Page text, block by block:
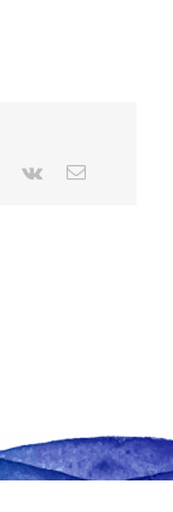
Pinterest
Vk Email